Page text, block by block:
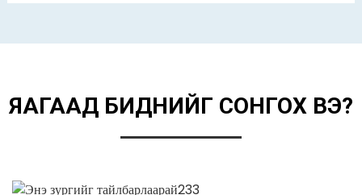
ЯАГААД БИДНИЙГ СОНГОХ ВЭ?